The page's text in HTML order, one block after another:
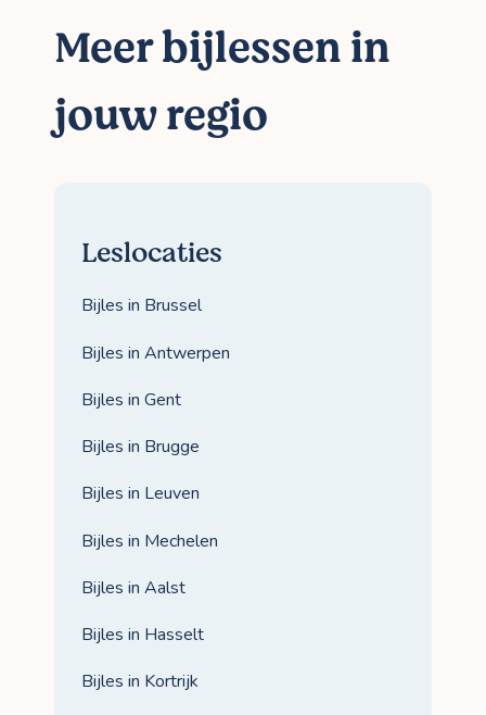
Meer bijlessen in
jouw regio
Leslocaties
Bijles in Brussel
Bijles in Antwerpen
Bijles in Gent
Bijles in Brugge
Bijles in Leuven
Bijles in Mechelen
Bijles in Aalst
Bijles in Hasselt
Bijles in Kortrijk